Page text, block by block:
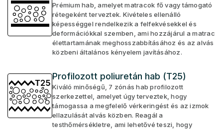
Prémium hab, amelyet matracok fő vagy támogató
rétegeként terveztek. Kivételes ellenálló
képességgel rendelkezik a felfekvésekkel és
deformációkkal szemben, ami hozzájárul a matrac
élettartamának meghosszabbításához és az alvás
közbeni általános kényelem javításához.
Profilozott poliuretán hab (T25)
Kiváló minőségű, 7 zónás hab profilozott
szerkezettel, amelyet úgy terveztek, hogy
támogassa a megfelelő vérkeringést és az izmok
ellazulását alvás közben. Reagál a
testhőmérsékletre, ami lehetővé teszi, hogy